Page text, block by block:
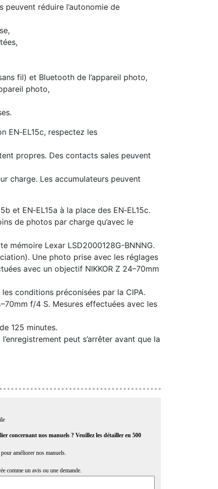
réduire l’autonomie de
fil) et Bluetooth de l’appareil photo,
photo,
EN‑EL15c, respectez les
propres. Des contacts sales peuvent
charge. Les accumulateurs peuvent
et EN‑EL15a à la place des EN‑EL15c.
de photos par charge qu’avec le
mémoire Lexar LSD2000128G-BNNNG.
Une photo prise avec les réglages
avec un objectif NIKKOR Z 24–70​mm
conditions préconisées par la CIPA.
f/4 S. Mesures effectuées avec les
125 minutes.
peut s’arrêter avant que la